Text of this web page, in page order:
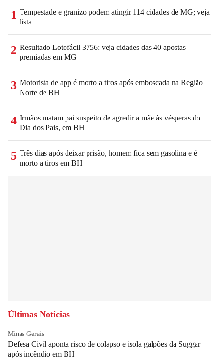
1 Tempestade e granizo podem atingir 114 cidades de MG; veja
lista
2 Resultado Lotofácil 3756: veja cidades das 40 apostas
premiadas em MG
3 Motorista de app é morto a tiros após emboscada na Região
Norte de BH
4 Irmãos matam pai suspeito de agredir a mãe às vésperas do
Dia dos Pais, em BH
5 Três dias após deixar prisão, homem fica sem gasolina e é
morto a tiros em BH
Últimas Notícias
Minas Gerais
Defesa Civil aponta risco de colapso e isola galpões da Suggar
após incêndio em BH